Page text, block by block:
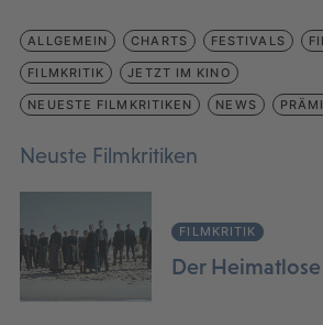
ALLGEMEIN CHARTS FESTIVALS
FILMKRITIK JETZT IM KINO
NEUESTE FILMKRITIKEN NEWS
Neuste Filmkritiken
FILMKRITIK
Der Heimatlose